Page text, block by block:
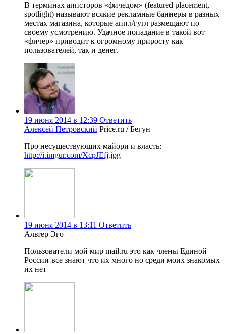
В терминах аппсторов «фичедом» (featured placement,
spotlight) называют всякие рекламные баннеры в разных
местах магазина, которые аппл/гугл размещают по
своему усмотрению. Удачное попадание в такой вот
«фичер» приводит к огромному приросту как
пользователей, так и денег.
19 июня 2014 в 12:39 Ответить
Алексей Петровский Price.ru / Бегун
Про несуществующих майори и власть:
http://i.imgur.com/XcpJEfj.jpg
19 июня 2014 в 13:11 Ответить
Альтер Эго
Пользователи мой мир mail.ru это как члены Единой
России-все знают что их много но среди моих знакомых
их нет